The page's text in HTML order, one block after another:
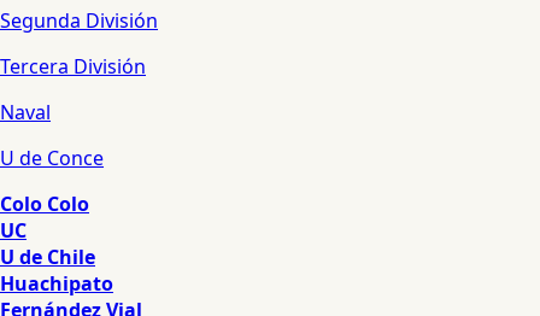
Segunda División
Tercera División
Naval
U de Conce
Colo Colo
UC
U de Chile
Huachipato
Fernández Vial